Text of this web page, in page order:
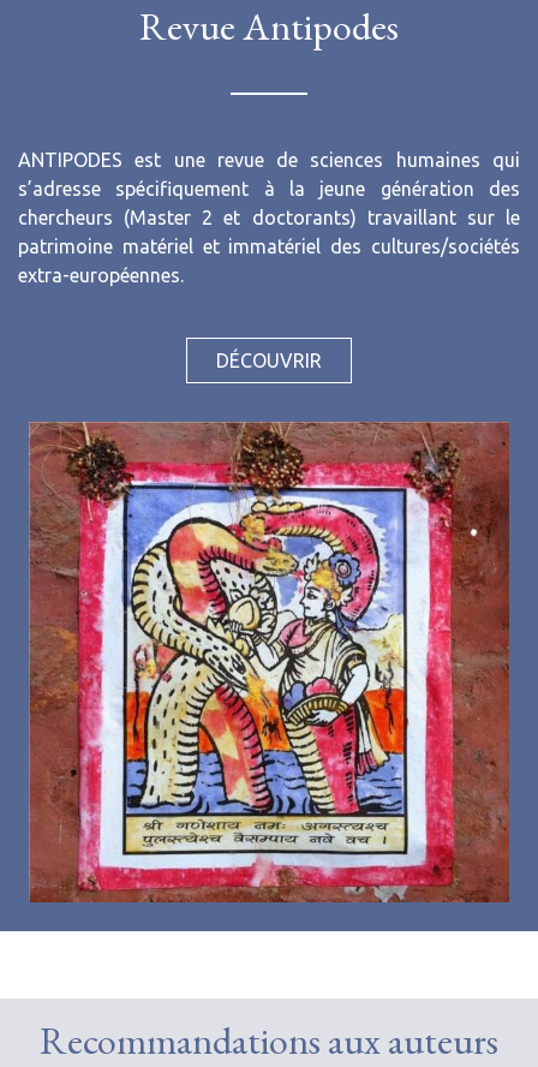
Revue Antipodes
ANTIPODES est une revue de sciences humaines qui
s’adresse spécifiquement à la jeune génération des
chercheurs (Master 2 et doctorants) travaillant sur le
patrimoine matériel et immatériel des cultures/sociétés
extra-européennes.
DÉCOUVRIR
Recommandations aux auteurs